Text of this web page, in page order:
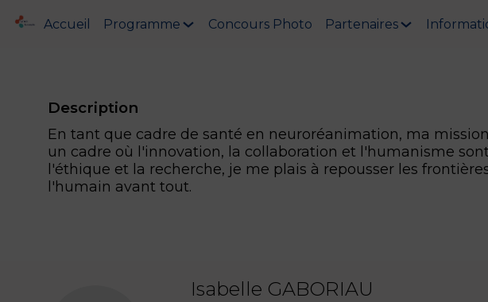
Accueil Programme Concours Photo Partenaires
Description
En tant que cadre de santé en neuroréanimation, ma
un cadre où l'innovation, la collaboration et l'humanisme
l'éthique et la recherche, je me plais à repousser les
l'humain avant tout.
Isabelle GABORIAU